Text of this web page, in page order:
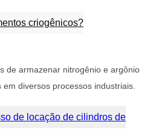
criogênicos?
de armazenar nitrogênio e argônio
diversos processos industriais.
de locação de cilindros de